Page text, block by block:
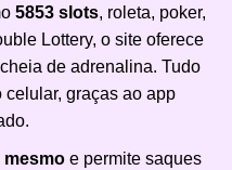
5853 slots, roleta, poker,
Lottery, o site oferece
de adrenalina. Tudo
graças ao app
mesmo e permite saques